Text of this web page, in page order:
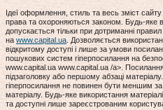
Ідеї оформлення, стиль та весь зміст сайту
права та охороняються законом. Будь-яке
допускається тільки при дотриманні
на www.capital.ua . Дозволяється
відкритому доступі і лише за умови
пошукових систем гіперпосилання на
www.capital.ua www.capital.ua /a>.
підзаголовку або першому абзаці
гіперпосилання не повинен бути меншим
матеріалу. Будь-яке використання
та доступні лише зареєстрованим